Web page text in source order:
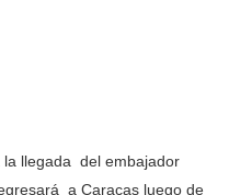
la llegada del embajador
a Caracas luego de